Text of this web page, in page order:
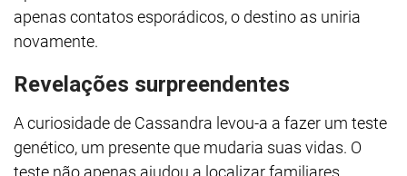
apenas contatos esporádicos, o destino as uniria
novamente.
Revelações surpreendentes
A curiosidade de Cassandra levou-a a fazer um teste
genético, um presente que mudaria suas vidas. O
teste não apenas ajudou a localizar familiares